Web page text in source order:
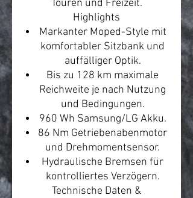
Touren und Freizeit.
Highlights
Markanter Moped-Style mit
komfortabler Sitzbank und
auffälliger Optik.
Bis zu 128 km maximale
Reichweite je nach Nutzung
und Bedingungen.
960 Wh Samsung/LG Akku.
86 Nm Getriebenabenmotor
und Drehmomentsensor.
Hydraulische Bremsen für
kontrolliertes Verzögern.
Technische Daten &